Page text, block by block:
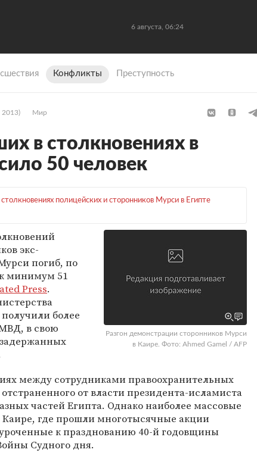
6 августа, 06:24
Конфликты Преступность
2013) Мир
в столкновениях в
50 человек
столкновениях полицейских и сторонников Мурси в Египте
Разгон демонстрации сторонников Мурси
в Каире. Фото: Ahmed Gamel / AFP
экс-
погиб, по
минимум 51
Press.
более
в свою
между сотрудниками правоохранительных
от власти президента-исламиста
частей Египта. Однако наиболее массовые
где прошли многотысячные акции
к празднованию 40-й годовщины
Судного дня.